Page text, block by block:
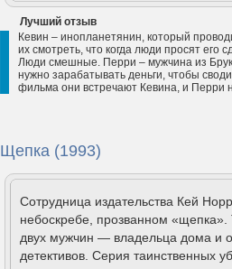
Лучший отзыв
Кевин – инопланетянин, который
их смотреть, что когда люди просят его
Люди смешные. Перри – мужчина из
нужно зарабатывать деньги, чтобы
фильма они встречают Кевина, и Перри
Щепка (1993)
Сотрудница издательства Кей
небоскребе, прозванном «щепка».
двух мужчин — владельца дома и
детективов. Серия таинственных